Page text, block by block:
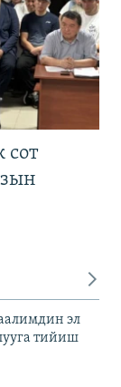
сот
эл
тийиш